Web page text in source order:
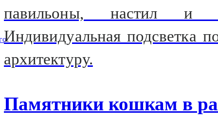
павильоны, настил и
Индивидуальная подсветка
архитектуру.
Памятники кошкам в